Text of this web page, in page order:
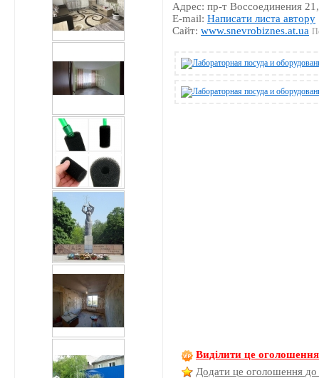
Адрес: пр-т Воссоединения
E-mail:Написати листа автору
Сайт:www.snevrobiznes.at.ua
Виділити це оголошення
Додати це оголошення до